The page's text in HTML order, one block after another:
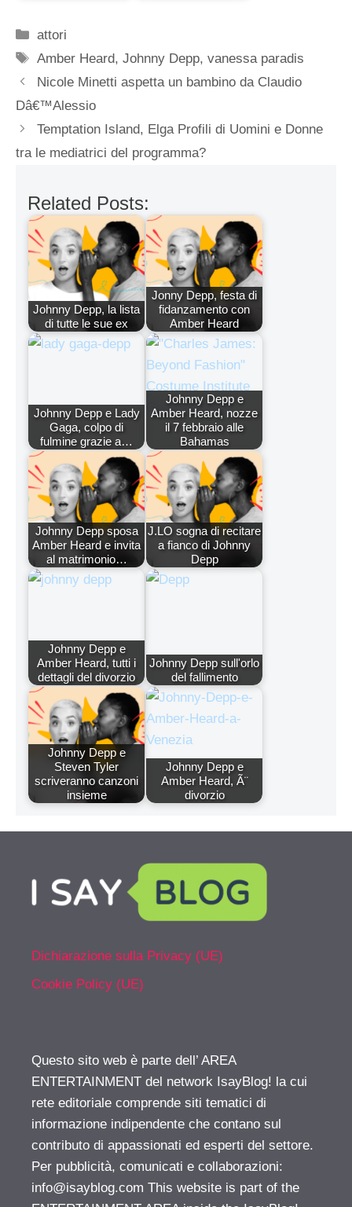
Categorie
attori
Tag
Amber Heard,Johnny Depp,vanessa paradis
Nicole Minetti aspetta un bambino da Claudio
Dâ€™Alessio
Temptation Island, Elga Profili di Uomini e Donne
tra le mediatrici del programma?
Related Posts:
Johnny Depp, la lista
di tutte le sue ex
Jonny Depp, festa di
fidanzamento con
Amber Heard
Johnny Depp e Lady
Gaga, colpo di
fulmine grazie a…
Johnny Depp e
Amber Heard, nozze
il 7 febbraio alle
Bahamas
Johnny Depp sposa
Amber Heard e invita
al matrimonio…
J.LO sogna di recitare
a fianco di Johnny
Depp
Johnny Depp e
Amber Heard, tutti i
dettagli del divorzio
Johnny Depp sull'orlo
del fallimento
Johnny Depp e
Steven Tyler
scriveranno canzoni
insieme
Johnny Depp e
Amber Heard, Ã¨
divorzio
Dichiarazione sulla Privacy (UE)
Cookie Policy (UE)
Questo sito web è parte dell’ AREA
ENTERTAINMENT del network IsayBlog! la cui
rete editoriale comprende siti tematici di
informazione indipendente che contano sul
contributo di appassionati ed esperti del settore.
Per pubblicità, comunicati e collaborazioni:
info@isayblog.com This website is part of the